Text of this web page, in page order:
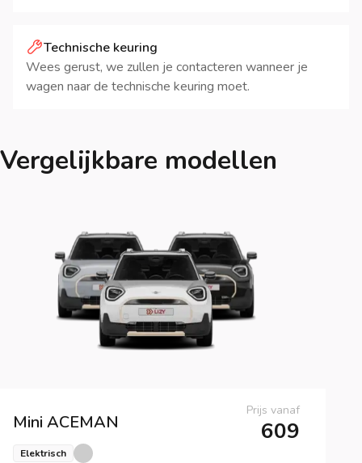
Vergelijkbare modellen
Mini ACEMAN
Prijs vanaf
609
Elektrisch
Technische keuring
Wees gerust, we zullen je contacteren wanneer je
wagen naar de technische keuring moet.